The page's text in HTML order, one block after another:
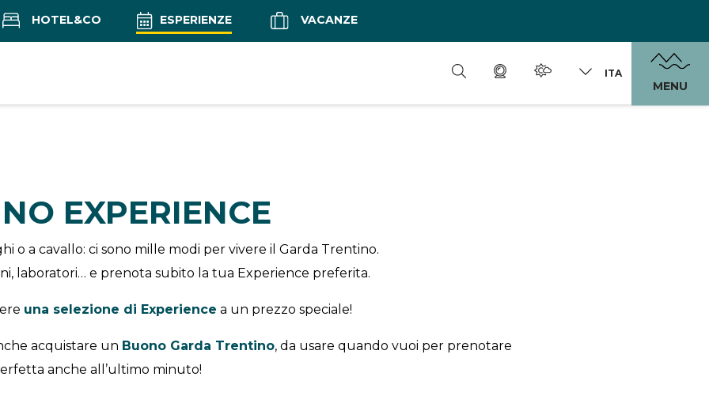
HOTEL&CO ESPERIENZE VACANZE
ITA
MENU
EXPERIENCE
o a cavallo: ci sono mille modi per vivere il Garda Trentino.
laboratori… e prenota subito la tua Experience preferita.
una selezione di Experience a un prezzo speciale!
acquistare un Buono Garda Trentino, da usare quando vuoi per prenotare
anche all’ultimo minuto!